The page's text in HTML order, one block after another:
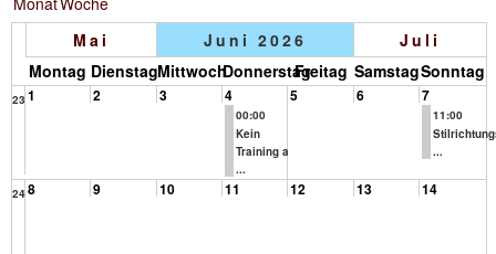
Mai Juni 2026
Juli
Montag DienstagMittwochDonnerstagFreitag SamstagSonntag
23 1 2 3 4
00:00
Kein
Training a
...
5 6 7
11:00
...
248 9 10 11 12 13 14
Mitglieder-werben-Mitglieder
Downloads / Anmeldeformular